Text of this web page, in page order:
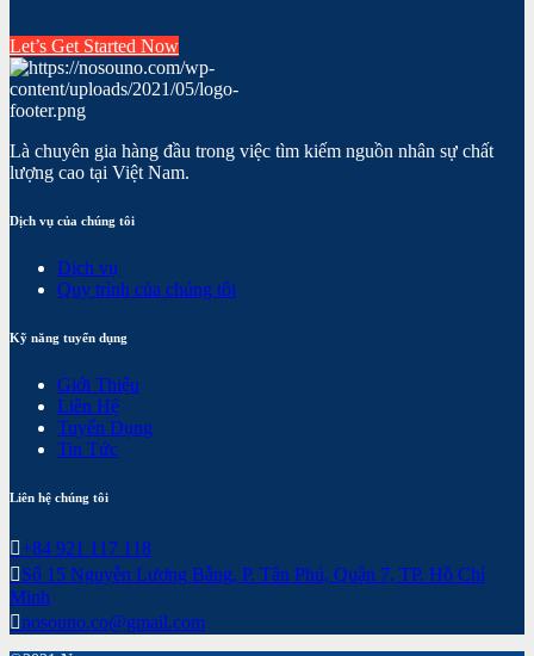
Let’s Get Started Now
Là chuyên gia hàng đầu trong việc tìm kiếm nguồn nhân sự chất
lượng cao tại Việt Nam.
Dịch vụ của chúng tôi
Dịch vụ
Quy trình của chúng tôi
Kỹ năng tuyển dụng
Giới Thiệu
Liên Hệ
Tuyển Dụng
Tin Tức
Liên hệ chúng tôi
+84 921 117 118
Số 15 Nguyễn Lương Bằng, P. Tân Phú, Quận 7, TP. Hồ Chí
Minh
nosouno.co@gmail.com